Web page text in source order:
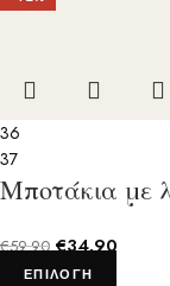
36
37
Μποτάκια με
€59.90 €34.90
ΕΠΙΛΟΓΉ